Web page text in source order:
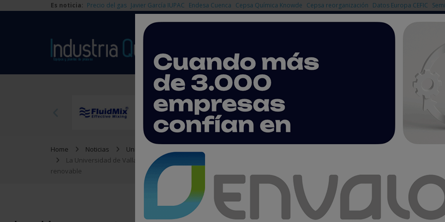
Es noticia: Precio del gas Javier García IUPAC Endesa Cuenca Cepsa Química Knowde Cepsa reorganización Datos Europa CEFIC
Home Noticias
Universidad
La Universidad de Valladolid impulsará una planta piloto pionera para convertir residuos orgánicos en energía
renovable